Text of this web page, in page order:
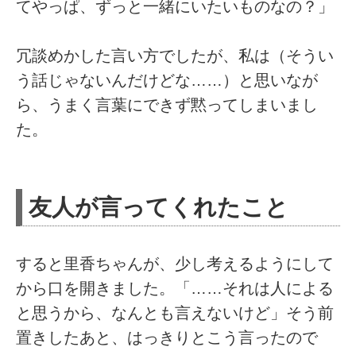
てやっぱ、ずっと一緒にいたいものなの？」
冗談めかした言い方でしたが、私は（そうい
う話じゃないんだけどな……）と思いなが
ら、うまく言葉にできず黙ってしまいまし
た。
友人が言ってくれたこと
すると里香ちゃんが、少し考えるようにして
から口を開きました。「……それは人による
と思うから、なんとも言えないけど」そう前
置きしたあと、はっきりとこう言ったので